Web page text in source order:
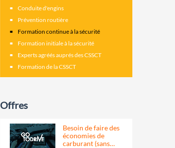
Conduite d'engins
Prévention routière
Formation continue à la sécurité
Formation initiale à la sécurité
Experts agréés auprés des CSSCT
Formation de la CSSCT
Offres
Besoin de faire des
économies de
carburant (sans…